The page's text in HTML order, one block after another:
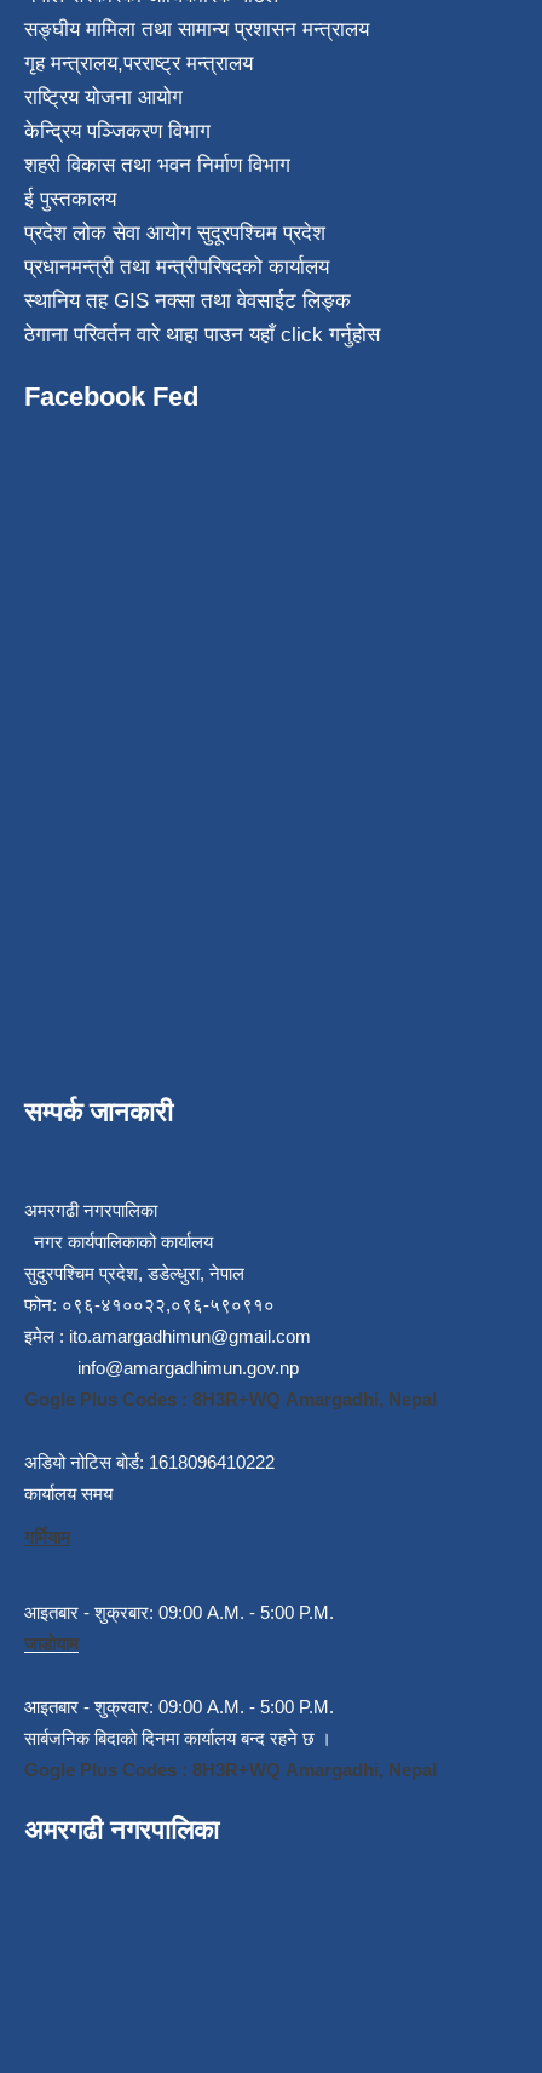
सङ्घीय मामिला तथा सामान्य प्रशासन मन्त्रालय
गृह मन्त्रालय,परराष्ट्र मन्त्रालय
राष्ट्रिय योजना आयोग
केन्द्रिय पञ्जिकरण विभाग
शहरी विकास तथा भवन निर्माण विभाग
ई पुस्तकालय
प्रदेश लोक सेवा आयोग सुदूरपश्चिम प्रदेश
प्रधानमन्त्री तथा मन्त्रीपरिषदको कार्यालय
स्थानिय तह GIS नक्सा तथा वेवसाईट लिङ्क
ठेगाना परिवर्तन वारे थाहा पाउन यहाँ click गर्नुहोस
Facebook Fed
सम्पर्क जानकारी
अमरगढी नगरपालिका
नगर कार्यपालिकाको कार्यालय
सुदुरपश्चिम प्रदेश, डडेल्धुरा, नेपाल
फोन: ०९६-४१००२२,०९६-५९०९१०
इमेल : ito.amargadhimun@gmail.com
info@amargadhimun.gov.np
Gogle Plus Codes : 8H3R+WQ Amargadhi, Nepal
अडियो नोटिस बोर्ड: 1618096410222
कार्यालय समय
गर्मियाम
आइतबार - शुक्रबार: 09:00 A.M. - 5:00 P.M.
जाडोयाम
आइतबार - शुक्रवार: 09:00 A.M. - 5:00 P.M.
सार्बजनिक बिदाको दिनमा कार्यालय बन्द रहने छ ।
Gogle Plus Codes : 8H3R+WQ Amargadhi, Nepal
अमरगढी नगरपालिका